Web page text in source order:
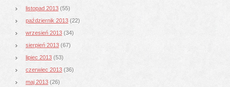
listopad 2013 (55)
październik 2013 (22)
wrzesień 2013 (34)
sierpień 2013 (67)
lipiec 2013 (53)
czerwiec 2013 (36)
maj 2013 (26)